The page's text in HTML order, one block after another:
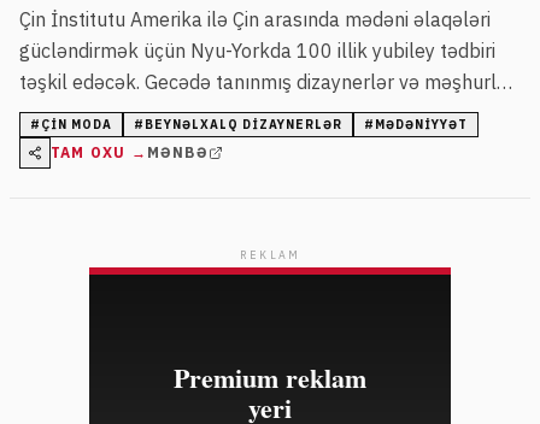
Çin İnstitutu Amerika ilə Çin arasında mədəni əlaqələri
gücləndirmək üçün Nyu-Yorkda 100 illik yubiley tədbiri
təşkil edəcək. Gecədə tanınmış dizaynerlər və məşhurlar
iştirak edəcək.
# ÇIN MODA # BEYNƏLXALQ DIZAYNERLƏR # MƏDƏNIYYƏT
TAM OXU → MƏNBƏ
REKLAM